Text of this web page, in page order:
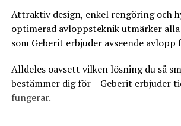
Attraktiv design, enkel rengöring och
optimerad avloppsteknik utmärker
som Geberit erbjuder avseende avlopp
Alldeles oavsett vilken lösning du så
bestämmer dig för – Geberit erbjuder
fungerar.